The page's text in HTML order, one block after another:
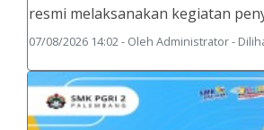
resmi melaksanakan kegiatan
07/08/2026 14:02 - Oleh Administrator -